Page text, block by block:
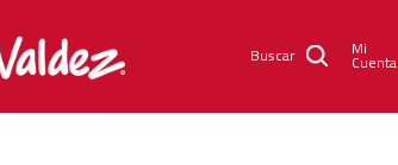
Buscar Mi
Cuenta